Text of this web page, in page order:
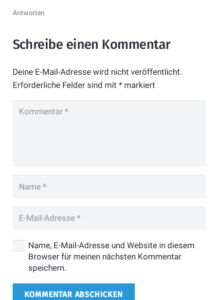
Antworten
Schreibe einen Kommentar
Deine E-Mail-Adresse wird nicht veröffentlicht.
Erforderliche Felder sind mit *markiert
Name, E-Mail-Adresse und Website in diesem
Browser für meinen nächsten Kommentar
speichern.
KOMMENTAR ABSCHICKEN